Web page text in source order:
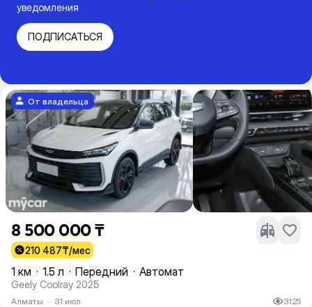
уведомления
ПОДПИСАТЬСЯ
От владельца
8 500 000 ₸
210 487₸/мес
1 км · 1.5 л · Передний · Автомат
Geely Coolray 2025
Алматы · 31 июл 3125